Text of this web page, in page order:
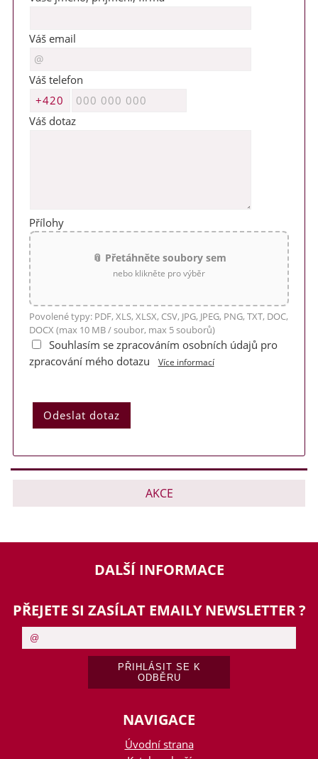
Váš email
Váš telefon
Váš dotaz
Přílohy
📎 Přetáhněte soubory sem
nebo klikněte pro výběr
Povolené typy: PDF, XLS, XLSX, CSV, JPG, JPEG, PNG, TXT, DOC,
DOCX (max 10 MB / soubor, max 5 souborů)
Souhlasím se zpracováním osobních údajů pro
zpracování mého dotazu
Více informací
AKCE
DALŠÍ INFORMACE
PŘEJETE SI ZASÍLAT EMAILY NEWSLETTER ?
NAVIGACE
Úvodní strana